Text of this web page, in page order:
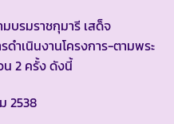
บรมราชกุมารี เสด็จ
ำเนินงานโครงการ-ตามพระ
น 2 ครั้ง ดังนี้